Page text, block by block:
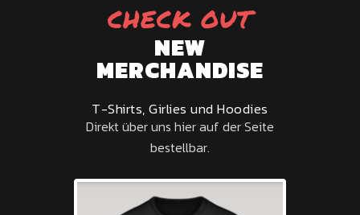
CHECK OUT
NEW
MERCHANDISE
T-Shirts, Girlies und Hoodies
Direkt über uns hier auf der Seite
bestellbar.